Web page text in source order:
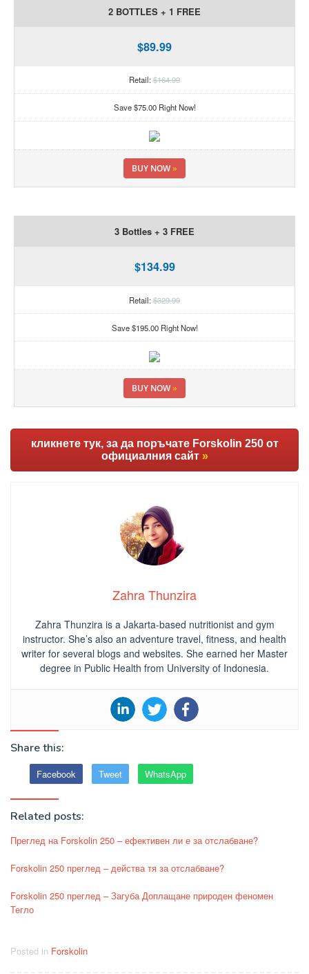
2 BOTTLES + 1 FREE
$89.99
Retail:$164.99
Save $75.00 Right Now!
BUY NOW»
3 Bottles + 3 FREE
$134.99
Retail:$329.99
Save $195.00 Right Now!
BUY NOW»
кликнете тук, за да поръчате Forskolin 250 от
официалния сайт »
Zahra Thunzira
Zahra Thunzira is a Jakarta-based nutritionist and gym
instructor. She’s also an adventure travel, fitness, and health
writer for several blogs and websites. She earned her Master
degree in Public Health from University of Indonesia.
Share this:
Facebook Tweet WhatsApp
Related posts:
Преглед на Forskolin 250 – ефективен ли е за отслабване?
Forskolin 250 преглед – действа тя за отслабване?
Forskolin 250 преглед – Загуба Доплащане природен феномен
Тегло
Posted in Forskolin